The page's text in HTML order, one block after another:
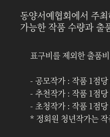
동양서예협회에서 주
가능한 작품 수량과 출
표구비를 제외한 출품
- 공모작가 : 작품 1점
- 추천작가 : 작품 1점
- 초청작가 : 작품 1점
* 정회원 청년작가는